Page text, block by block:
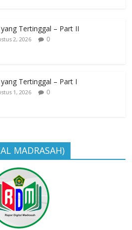
yang Tertinggal – Part II
2, 2026 0
yang Tertinggal – Part I
1, 2026 0
MADRASAH)